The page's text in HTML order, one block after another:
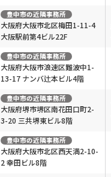
豊中市の近隣事務所
大阪府大阪市北区梅田1-11-4
大阪駅前第4ビル22F
豊中市の近隣事務所
大阪府大阪市浪速区難波中1-
13-17 ナンバ辻本ビル4階
豊中市の近隣事務所
大阪府堺市堺区南花田口町2-
3-20 三共堺東ビル8階
豊中市の近隣事務所
大阪府大阪市北区西天満2-10-
2 幸田ビル8階